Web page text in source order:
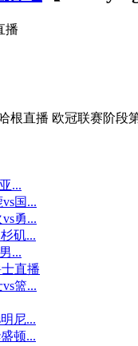
播
根直播 欧冠联赛阶段
...
国...
勇...
矶...
...
直播
篮...
尼...
顿...